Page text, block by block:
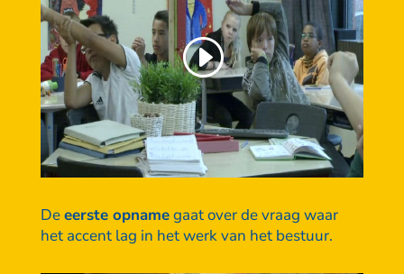
Deeerste opnamegaat over de vraag waar
het accent lag in het werk van het bestuur.